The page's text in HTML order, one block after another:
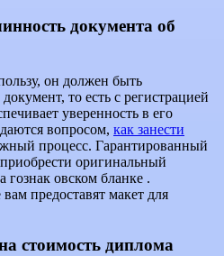
документа об
он должен быть
то есть с регистрацией
уверенность в его
вопросом, как занести
процесс. Гарантированный
оригинальный
гознак овском бланке .
предоставят макет для
стоимость диплома